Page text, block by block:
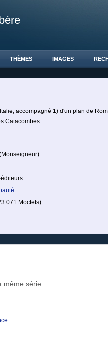
THÈMES IMAGES
accompagné 1) d'un plan de
Catacombes.
Moctets)
même série